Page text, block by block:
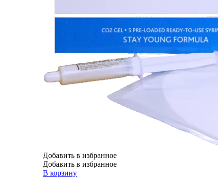
Добавить в избранное
Добавить в избранное
В корзину